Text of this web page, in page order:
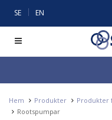
SE | EN
Hem Produkter Produkter
Rootspumpar